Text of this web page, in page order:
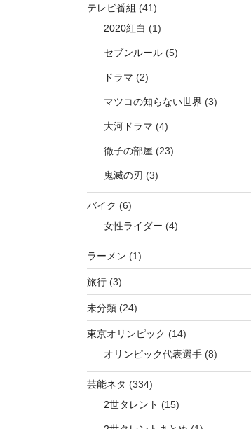
テレビ番組 (41)
2020紅白 (1)
セブンルール(5)
ドラマ (2)
マツコの知らない世界 (3)
大河ドラマ (4)
徹子の部屋 (23)
鬼滅の刃 (3)
バイク (6)
女性ライダー (4)
ラーメン (1)
旅行(3)
未分類(24)
東京オリンピック (14)
オリンピック代表選手(8)
芸能ネタ (334)
2世タレント (15)